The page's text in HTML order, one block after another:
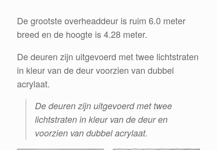
De grootste overheaddeur is ruim 6.0 meter
breed en de hoogte is 4.28 meter.
De deuren zijn uitgevoerd met twee lichtstraten
in kleur van de deur voorzien van dubbel
acrylaat.
De deuren zijn uitgevoerd met twee
lichtstraten in kleur van de deur en
voorzien van dubbel acrylaat.